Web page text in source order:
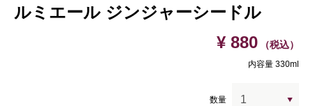
ルミエール ジンジャーシードル
¥ 880
（税込）
内容量 330ml
数量